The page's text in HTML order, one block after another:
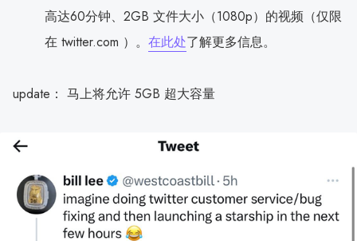
高达60分钟、2GB 文件大小（1080p）的视频（仅限
在 twitter.com ）。 在此处了解更多信息。
update： 马上将允许 5GB 超大容量